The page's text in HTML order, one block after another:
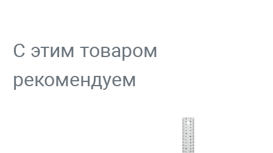
С этим товаром
рекомендуем